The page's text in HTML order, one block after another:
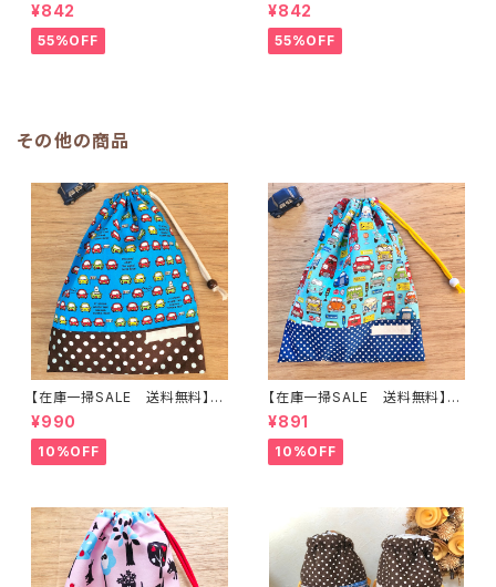
＆水筒ホルダー【白くまコーヒ
ー】子供用★PS.4445｜通園用
のかわいいトートバッグや子供ス
¥842
55%OFF
＆水筒ホルダー【白くまコーヒ
ー】子供用★PS.3233｜通園用
のかわいいトートバッグや子供ス
¥842
55%OFF
その他の商品
【在庫一掃SALE 送料無料】巾
着袋(中)30×24cmブルー【白く
まカー】★KC.2425 男の子 く
るま 車 裏地付き ｜通園通
学用のかわいい巾着袋や入園オ
¥990
10%OFF
【在庫一掃SALE 送料無料】巾
着袋(中)30×24cmブルー【レト
ロカー】★KC.92男の子 くる
ま 車 ｜通園通学用のかわい
い巾着袋や入園オーダーHoshi
¥891
10%OFF